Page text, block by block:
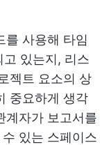
를 사용해 타임
있는지, 리스
젝트 요소의 상
중요하게 생각
계자가 보고서를
있는 스페이스